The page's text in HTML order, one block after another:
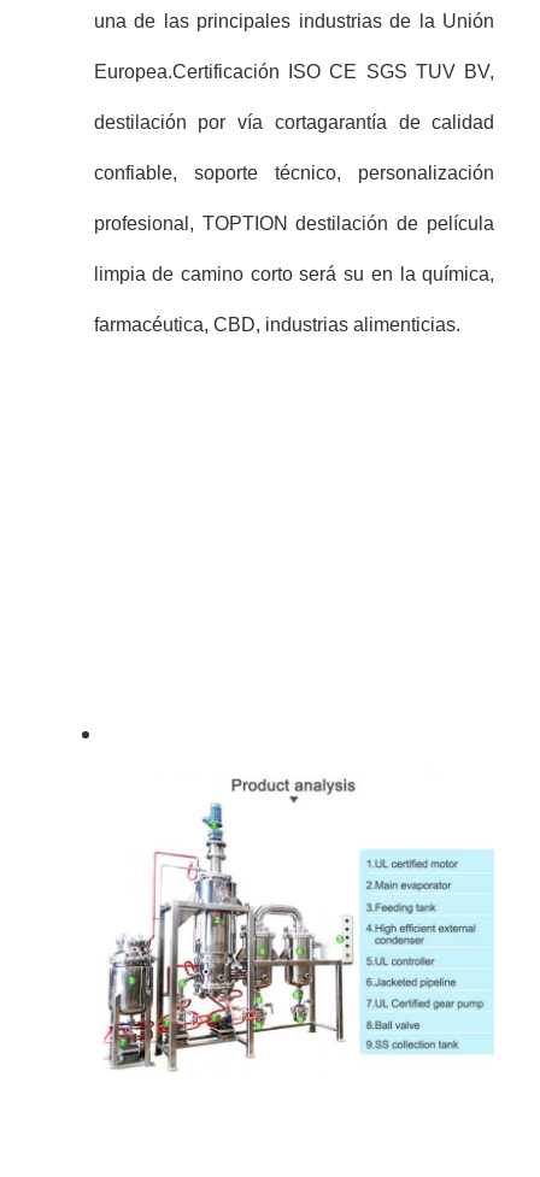
una de las principales industrias de la Unión
Europea.Certificación ISO CE SGS TUV BV,
destilación por vía cortagarantía de calidad
confiable, soporte técnico, personalización
profesional, TOPTION destilación de película
limpia de camino corto será su en la química,
farmacéutica, CBD, industrias alimenticias.